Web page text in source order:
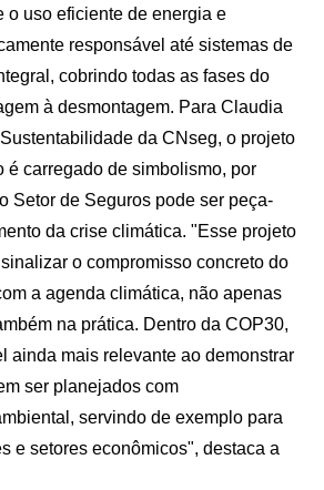
o uso eficiente de energia e
responsável até sistemas de
cobrindo todas as fases do
à desmontagem. Para Claudia
da CNseg, o projeto
é carregado de simbolismo, por
Setor de Seguros pode ser peça-
da crise climática. "Esse projeto
o compromisso concreto do
a agenda climática, não apenas
na prática. Dentro da COP30,
ainda mais relevante ao demonstrar
ser planejados com
servindo de exemplo para
e setores econômicos", destaca a